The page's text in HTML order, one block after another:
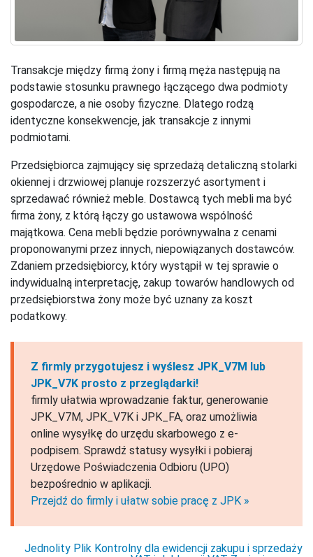
Transakcje między firmą żony i firmą męża następują na
podstawie stosunku prawnego łączącego dwa podmioty
gospodarcze, a nie osoby fizyczne. Dlatego rodzą
identyczne konsekwencje, jak transakcje z innymi
podmiotami.
Przedsiębiorca zajmujący się sprzedażą detaliczną stolarki
okiennej i drzwiowej planuje rozszerzyć asortyment i
sprzedawać również meble. Dostawcą tych mebli ma być
firma żony, z którą łączy go ustawowa wspólność
majątkowa. Cena mebli będzie porównywalna z cenami
proponowanymi przez innych, niepowiązanych dostawców.
Zdaniem przedsiębiorcy, który wystąpił w tej sprawie o
indywidualną interpretację, zakup towarów handlowych od
przedsiębiorstwa żony może być uznany za koszt
podatkowy.
Z firmly przygotujesz i wyślesz JPK_V7M lub
JPK_V7K prosto z przeglądarki!
firmly ułatwia wprowadzanie faktur, generowanie
JPK_V7M, JPK_V7K i JPK_FA, oraz umożliwia
online wysyłkę do urzędu skarbowego z e-
podpisem. Sprawdź statusy wysyłki i pobieraj
Urzędowe Poświadczenia Odbioru (UPO)
bezpośrednio w aplikacji.
Przejdź do firmly i ułatw sobie pracę z JPK »
Jednolity Plik Kontrolny dla ewidencji zakupu i sprzedaży